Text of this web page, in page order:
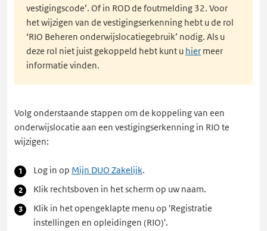
vestigingscode’. Of in ROD de foutmelding 32. Voor
het wijzigen van de vestigingserkenning hebt u de rol
‘RIO Beheren onderwijslocatiegebruik’ nodig. Als u
deze rol niet juist gekoppeld hebt kunt u hier meer
informatie vinden.
Volg onderstaande stappen om de koppeling van een
onderwijslocatie aan een vestigingserkenning in RIO te
wijzigen:
Log in op Mijn DUO Zakelijk.
Klik rechtsboven in het scherm op uw naam.
Klik in het opengeklapte menu op 'Registratie
instellingen en opleidingen (RIO)'.